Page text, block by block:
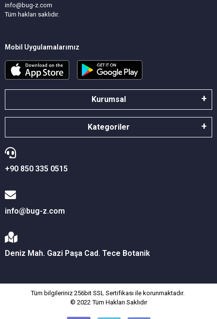
info@bug-z.com
Tüm hakları saklıdır.
Mobil Uygulamalarımız
Kurumsal
Kategoriler
+90 850 335 0515
info@bug-z.com
Deniz Mah. Gazi Paşa Cad. Tece Botanik
Tüm bilgileriniz 256bit SSL Sertifikası ile korunmaktadır.
© 2022 Tüm Hakları Saklıdır